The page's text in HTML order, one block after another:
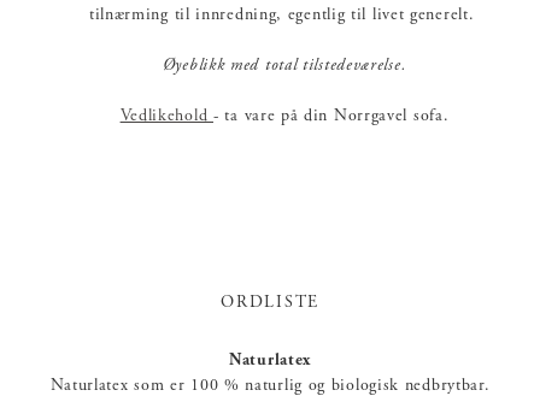
tilnærming til innredning, egentlig til livet generelt.
Øyeblikk med total tilstedeværelse.
Vedlikehold - ta vare på din Norrgavel sofa.
ORDLISTE
Naturlatex
Naturlatex som er 100 % naturlig og biologisk nedbrytbar.